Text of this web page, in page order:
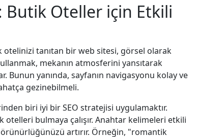
Butik Oteller için Etkili
tanıtan bir web sitesi, görsel olarak
mekanın atmosferini yansıtarak
yanında, sayfanın navigasyonu kolay ve
gezinebilmeli.
biri iyi bir SEO stratejisi uygulamaktır.
bulmaya çalışır. Anahtar kelimeleri etkili
artırır. Örneğin, "romantik